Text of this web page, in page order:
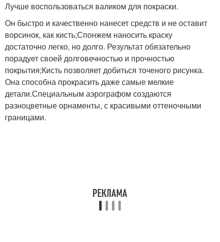
Лучше воспользоваться валиком для покраски.
Он быстро и качественно нанесет средств и не оставит
ворсинок, как кисть;Спонжем наносить краску
достаточно легко, но долго. Результат обязательно
порадует своей долговечностью и прочностью
покрытия;Кисть позволяет добиться точеного рисунка.
Она способна прокрасить даже самые мелкие
детали.Специальным аэрографом создаются
разноцветные орнаменты, с красивыми оттеночными
границами.